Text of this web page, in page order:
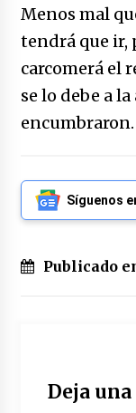
Menos mal
tendrá que ir,
carcomerá el
se lo debe a
encumbraron.
Síguenos
Publicado
Deja